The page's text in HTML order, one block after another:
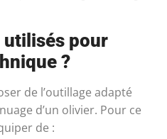
utilisés pour
?
de l’outillage adapté
d’un olivier. Pour ce
de :